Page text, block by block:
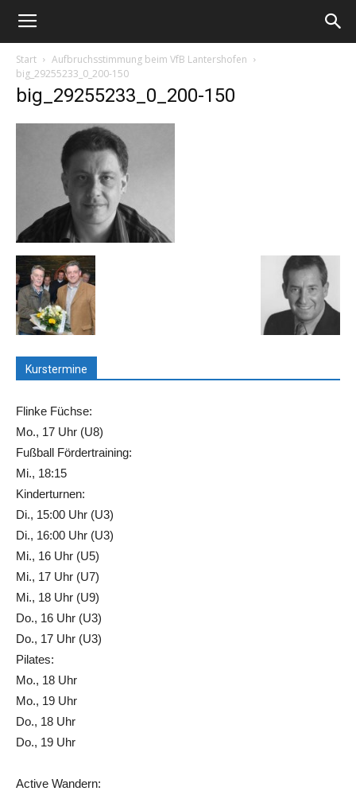
Start
Aufbruchsstimmung beim VfB Lantershofen
big_29255233_0_200-150
big_29255233_0_200-150
Kurstermine
Flinke Füchse:
Mo., 17 Uhr (U8)
Fußball Fördertraining:
Mi., 18:15
Kinderturnen:
Di., 15:00 Uhr (U3)
Di., 16:00 Uhr (U3)
Mi., 16 Uhr (U5)
Mi., 17 Uhr (U7)
Mi., 18 Uhr (U9)
Do., 16 Uhr (U3)
Do., 17 Uhr (U3)
Pilates:
Mo., 18 Uhr
Mo., 19 Uhr
Do., 18 Uhr
Do., 19 Uhr
Active Wandern: